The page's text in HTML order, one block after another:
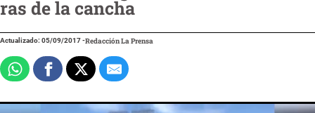
ras de la cancha
Actualizado: 05/09/2017-Redacción La Prensa